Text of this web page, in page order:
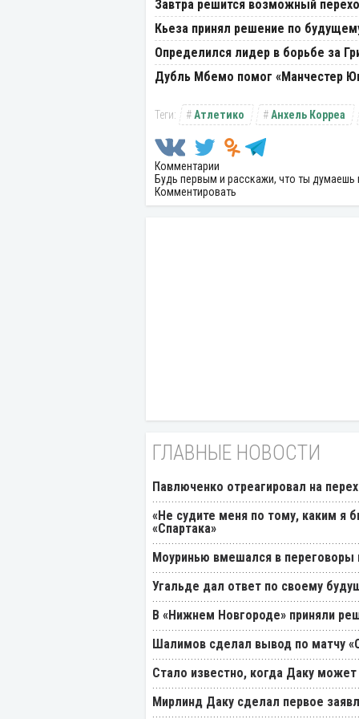
Завтра решится возможный
Кьеза принял решение по
Определился лидер в борьбе за
Дубль Мбемо помог «Манчестер
Атлетико Анхель Корреа
Комментарии
Будь первым и расскажи, что ты думаешь
Комментировать
ГЛАВНЫЕ НОВОСТИ
Павлюченко отреагировал на
«Не судите меня по тому, каким я
«Спартака»
Моуринью вмешался в переговоры
Угальде дал ответ по своему
В «Нижнем Новгороде» приняли
Шалимов сделал вывод по матчу
Стало известно, когда Даку
Мирлинд Даку сделал первое